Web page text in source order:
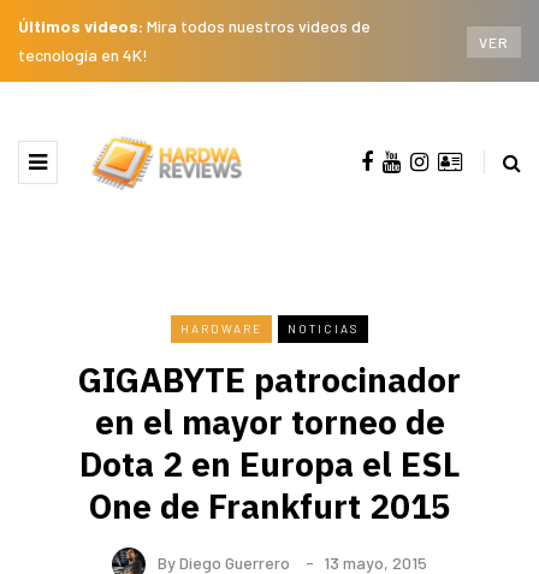
Últimos videos: Mira todos nuestros videos de
tecnología en 4K!
VER
HARDWARE NOTICIAS
GIGABYTE patrocinador
en el mayor torneo de
Dota 2 en Europa el ESL
One de Frankfurt 2015
ByDiego Guerrero 13 mayo, 2015